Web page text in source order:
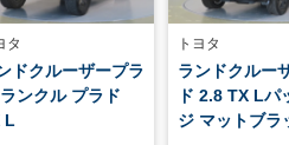
タ
ドクルーザープラ
ランクル プラド
L
トヨタ
ランドクルー
ド 2.8 TX Lパ
ジ マットブラ